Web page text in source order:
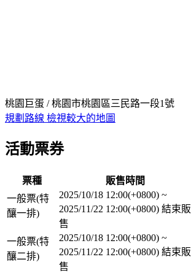
桃園巨蛋 / 桃園市桃園區三民路一段1號
規劃路線 檢視較大的地圖
活動票券
票種 販售時間
一般票(特
釀一排)
2025/10/18 12:00(+0800) ~
2025/11/22 12:00(+0800) 結束販
售
一般票(特
釀二排)
2025/10/18 12:00(+0800) ~
2025/11/22 12:00(+0800) 結束販
售